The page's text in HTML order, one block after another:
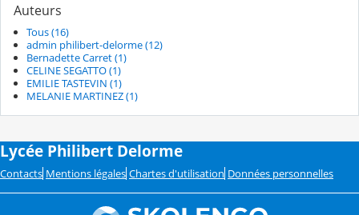
Auteurs
Tous (16)
admin philibert-delorme (12)
Bernadette Carret (1)
CELINE SEGATTO (1)
EMILIE TASTEVIN (1)
MELANIE MARTINEZ (1)
Lycée Philibert Delorme
Contacts Mentions légales Chartes d'utilisation Données personnelles